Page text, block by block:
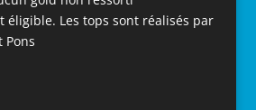
éligible. Les tops sont réalisés par
Pons